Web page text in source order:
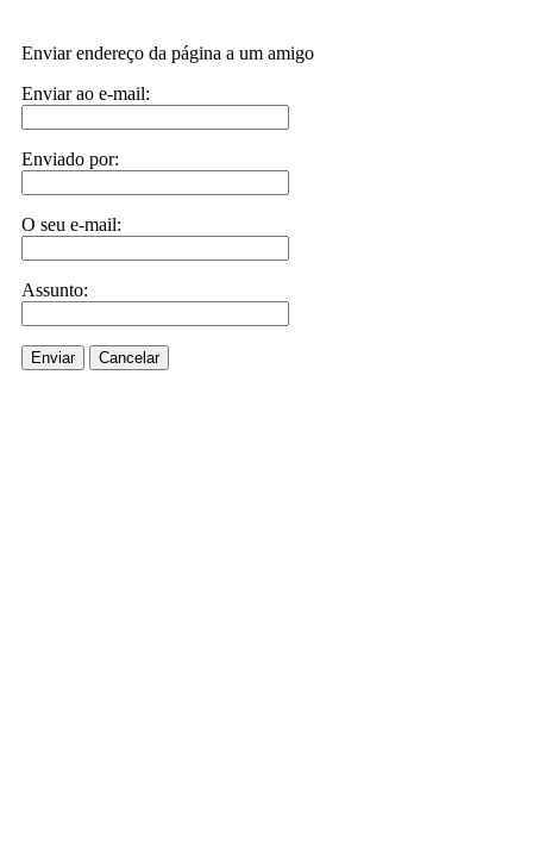
Enviar endereço da página a um amigo
Enviar ao e-mail:
Enviado por:
O seu e-mail:
Assunto:
Enviar Cancelar